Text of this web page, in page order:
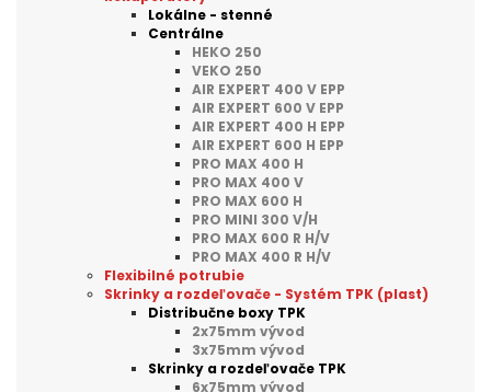
Lokálne - stenné
Centrálne
HEKO 250
VEKO 250
AIR EXPERT 400 V EPP
AIR EXPERT 600 V EPP
AIR EXPERT 400 H EPP
AIR EXPERT 600 H EPP
PRO MAX 400 H
PRO MAX 400 V
PRO MAX 600 H
PRO MINI 300 V/H
PRO MAX 600 R H/V
PRO MAX 400 R H/V
Flexibilné potrubie
Skrinky a rozdeľovače - Systém TPK (plast)
Distribučne boxy TPK
2x75mm vývod
3x75mm vývod
Skrinky a rozdeľovače TPK
6x75mm vývod